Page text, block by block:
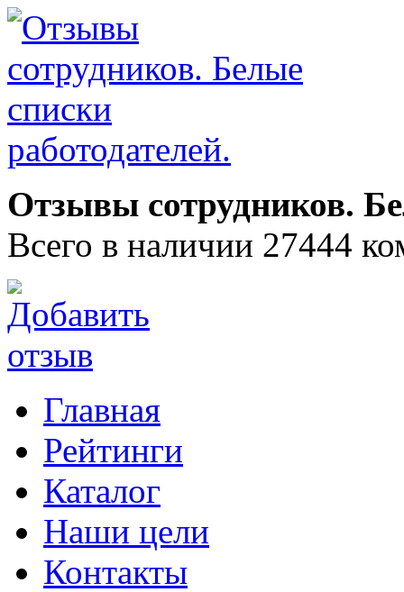
Отзывы сотрудников.
Всего в наличии 27444
Главная
Рейтинги
Каталог
Наши цели
Контакты